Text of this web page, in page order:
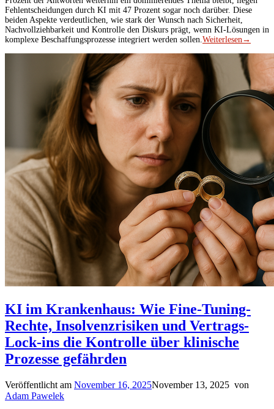
Fehlentscheidungen durch KI mit 47 Prozent sogar noch darüber. Diese
beiden Aspekte verdeutlichen, wie stark der Wunsch nach Sicherheit,
Nachvollziehbarkeit und Kontrolle den Diskurs prägt, wenn KI-Lösungen in
komplexe Beschaffungsprozesse integriert werden sollen. Weiterlesen →
KI im Krankenhaus: Wie Fine-Tuning-
Rechte, Insolvenzrisiken und Vertrags-
Lock-ins die Kontrolle über klinische
Prozesse gefährden
Veröffentlicht am November 16, 2025November 13, 2025 von
Adam Pawelek